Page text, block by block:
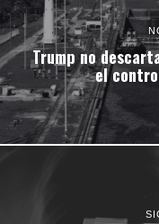
Trump no
el